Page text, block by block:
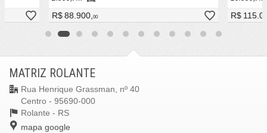
R$ 88.900, 00 R$
MATRIZ ROLANTE
Rua Henrique Grassman, nº 40
Centro - 95690-000
Rolante - RS
mapa google